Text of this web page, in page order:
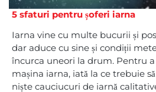
5 sfaturi pentru șoferi iarna
Iarna vine cu multe bucurii și
dar aduce cu sine și condiții
încurca uneori la drum. Pentru
mașina iarna, iată la ce trebuie
niște cauciucuri de iarnă